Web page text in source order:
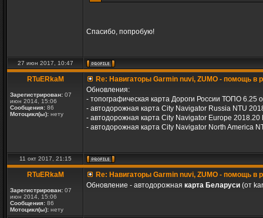
Спасибо, попробую!
27 июн 2017, 10:47
RTuERkaM
Зарегистрирован: 07
июн 2014, 15:06
Сообщения: 86
Мотоцикл(ы): нету
Re: Навигаторы Garmin nuvi, ZUMO - помощь в
Обновления:
- топографическая карта Дороги России ТОПО 6.25
- автодорожная карта City Navigator Russia NTU
- автодорожная карта City Navigator Europe
- автодорожная карта City Navigator North America
11 окт 2017, 21:15
RTuERkaM
Зарегистрирован: 07
июн 2014, 15:06
Сообщения: 86
Мотоцикл(ы): нету
Re: Навигаторы Garmin nuvi, ZUMO - помощь в
Обновление - автодорожная карта Беларуси (от